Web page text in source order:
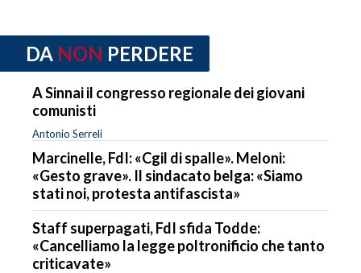
DA NON PERDERE
A Sinnai il congresso regionale dei giovani
comunisti
Antonio Serreli
Marcinelle, FdI: «Cgil di spalle». Meloni:
«Gesto grave». Il sindacato belga: «Siamo
stati noi, protesta antifascista»
Staff superpagati, FdI sfida Todde:
«Cancelliamo la legge poltronificio che tanto
criticavate»